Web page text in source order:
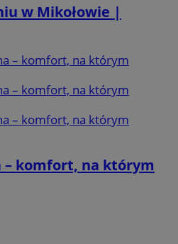
w Mikołowie |
– komfort, na którym